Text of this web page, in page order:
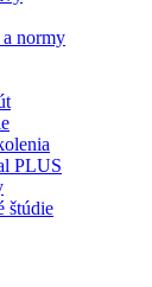
normy
PLUS
štúdie